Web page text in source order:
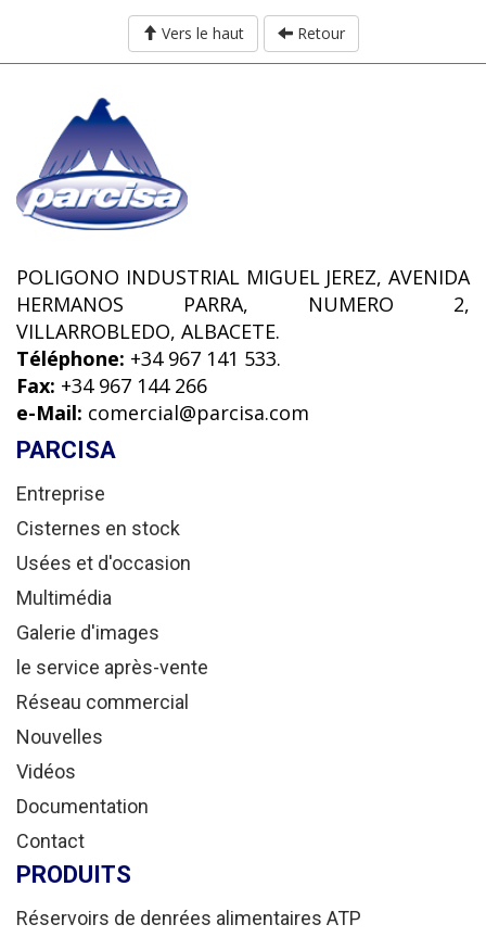
Vers le haut Retour
POLIGONO INDUSTRIAL MIGUEL JEREZ, AVENIDA
HERMANOS PARRA, NUMERO 2,
VILLARROBLEDO, ALBACETE.
Téléphone: +34 967 141 533.
Fax: +34 967 144 266
e-Mail: comercial@parcisa.com
PARCISA
Entreprise
Cisternes en stock
Usées et d'occasion
Multimédia
Galerie d'images
le service après-vente
Réseau commercial
Nouvelles
Vidéos
Documentation
Contact
PRODUITS
Réservoirs de denrées alimentaires ATP